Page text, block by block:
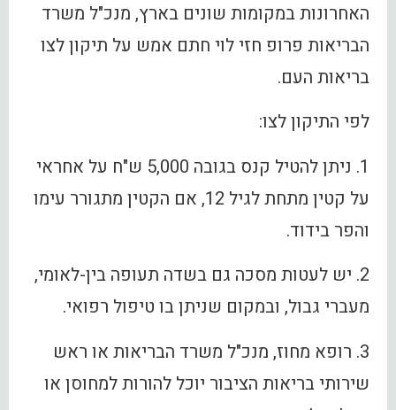
האחרונות במקומות שונים בארץ, מנכ"ל משרד
הבריאות פרופ חזי לוי חתם אמש על תיקון לצו
בריאות העם.
לפי התיקון לצו:
1. ניתן להטיל קנס בגובה 5,000 ש"ח על אחראי
על קטין מתחת לגיל 12, אם הקטין מתגורר עימו
והפר בידוד.
2. יש לעטות מסכה גם בשדה תעופה בין-לאומי,
מעברי גבול, ובמקום שניתן בו טיפול רפואי.
3. רופא מחוז, מנכ"ל משרד הבריאות או ראש
שירותי בריאות הציבור יוכל להורות למחוסן או